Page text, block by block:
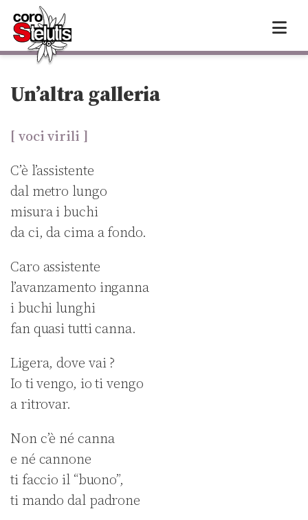
content
Un’altra galleria
[ voci virili ]
C’è l’assistente
dal metro lungo
misura i buchi
da ci, da cima a fondo.
Caro assistente
l’avanzamento inganna
i buchi lunghi
fan quasi tutti canna.
Ligera, dove vai ?
Io ti vengo, io ti vengo
a ritrovar.
Non c’è né canna
e né cannone
ti faccio il “buono”,
ti mando dal padrone